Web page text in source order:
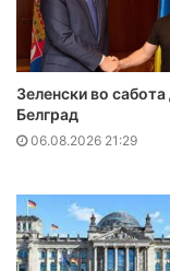
Зеленски во сабота
Белград
06.08.2026 21:29